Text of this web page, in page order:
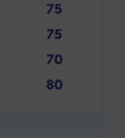
75
75
70
80